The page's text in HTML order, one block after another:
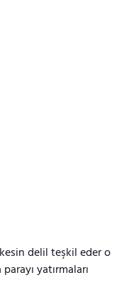
delil teşkil eder o
yatırmaları